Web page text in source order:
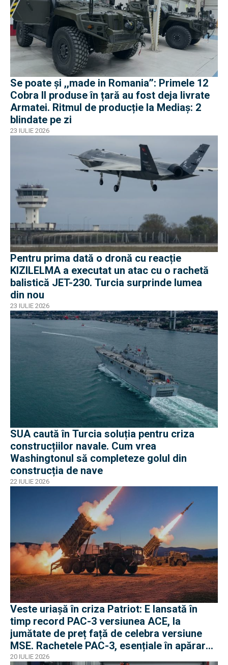
Se poate și ,,made in Romania’’: Primele 12
Cobra II produse în țară au fost deja livrate
Armatei. Ritmul de producție la Mediaș: 2
blindate pe zi
23 IULIE 2026
Pentru prima dată o dronă cu reacție
KIZILELMA a executat un atac cu o rachetă
balistică JET-230. Turcia surprinde lumea
din nou
23 IULIE 2026
SUA caută în Turcia soluția pentru criza
construcțiilor navale. Cum vrea
Washingtonul să completeze golul din
construcția de nave
22 IULIE 2026
Veste uriașă în criza Patriot: E lansată în
timp record PAC-3 versiunea ACE, la
jumătate de preț față de celebra versiune
MSE. Rachetele PAC-3, esențiale în apărarea
antibalistică
20 IULIE 2026